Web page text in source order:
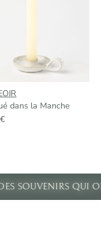
dans la Manche
€
SOUVENIRS QUI